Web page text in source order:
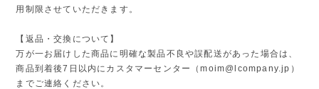
用制限させていただきます。
【返品・交換について】
万が一お届けした商品に明確な製品不良や誤配送があった場合は、
商品到着後7日以内にカスタマーセンター（moim@lcompany.jp ）
までご連絡ください。